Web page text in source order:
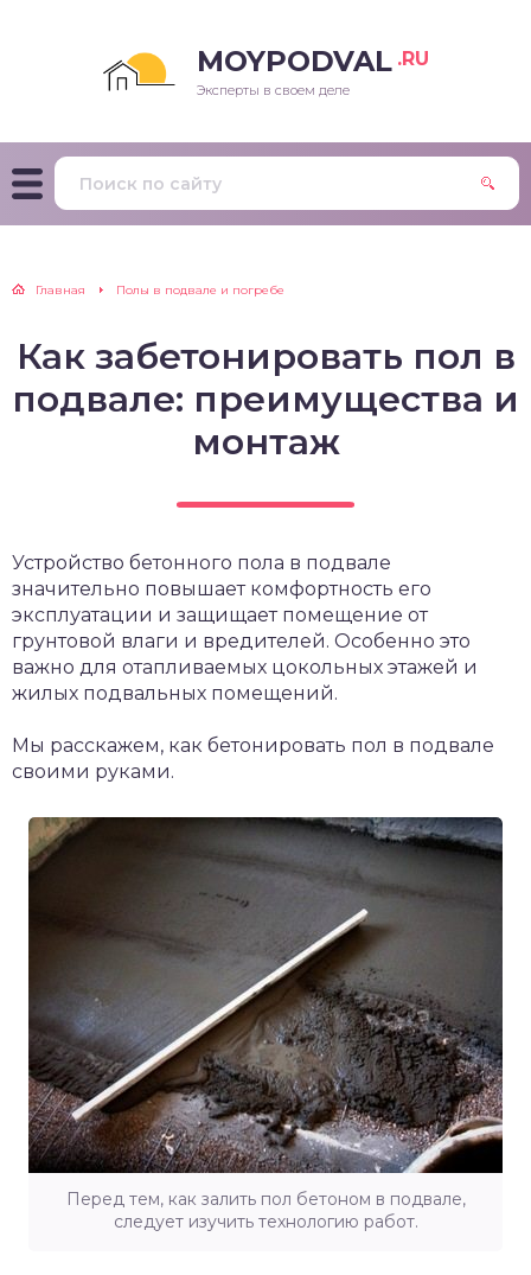
MOYPODVAL .RU
Эксперты в своем деле
Главная Полы в подвале и погребе
Как забетонировать пол в
подвале: преимущества и
монтаж
Устройство бетонного пола в подвале
значительно повышает комфортность его
эксплуатации и защищает помещение от
грунтовой влаги и вредителей. Особенно это
важно для отапливаемых цокольных этажей и
жилых подвальных помещений.
Мы расскажем, как бетонировать пол в подвале
своими руками.
Перед тем, как залить пол бетоном в подвале,
следует изучить технологию работ.